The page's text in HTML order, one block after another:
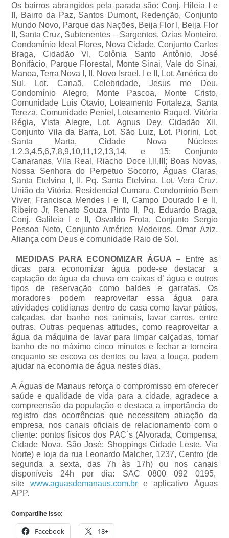
Os bairros abrangidos pela parada são: Conj. Hileia I e
II, Bairro da Paz, Santos Dumont, Redenção, Conjunto
Mundo Novo, Parque das Nações, Beija Flor I, Beija Flor
II, Santa Cruz, Subtenentes – Sargentos, Ozias Monteiro,
Condomínio Ideal Flores, Nova Cidade, Conjunto Carlos
Braga, Cidadão VI, Colônia Santo Antônio, José
Bonifácio, Parque Florestal, Monte Sinai, Vale do Sinai,
Manoa, Terra Nova I, II, Novo Israel, I e II, Lot. América do
Sul, Lot. Canaã, Celebridade, Jesus me Deu,
Condomínio Alegro, Monte Pascoa, Monte Cristo,
Comunidade Luís Otavio, Loteamento Fortaleza, Santa
Tereza, Comunidade Peniel, Loteamento Raquel, Vitória
Régia, Vista Alegre, Lot. Agnus Dey, Cidadão XII,
Conjunto Vila da Barra, Lot. São Luiz, Lot. Piorini, Lot.
Santa Marta, Cidade Nova Núcleos
1,2,3,4,5,6,7,8,9,10,11,12,13,14, e 15; Conjunto
Canaranas, Vila Real, Riacho Doce I,II,III; Boas Novas,
Nossa Senhora do Perpetuo Socorro, Águas Claras,
Santa Etelvina I, II, Pq. Santa Etelvina, Lot. Vera Cruz,
União da Vitória, Residencial Cumaru, Condomínio Bem
Viver, Francisca Mendes I e II, Campo Dourado I e II,
Ribeiro Jr, Renato Souza Pinto II, Pq. Eduardo Braga,
Conj. Galileia I e II, Osvaldo Frota, Conjunto Sergio
Pessoa Neto, Conjunto Américo Medeiros, Omar Aziz,
Aliança com Deus e comunidade Raio de Sol.
MEDIDAS PARA ECONOMIZAR ÁGUA –Entre as
dicas para economizar água pode-se destacar a
captação de água da chuva em caixas d’ água e outros
tipos de reservação como baldes e garrafas. Os
moradores podem reaproveitar essa água para
atividades cotidianas dentro de casa como lavar pátios,
calçadas, dar banho nos animais, lavar carros, entre
outras. Outras pequenas atitudes, como reaproveitar a
água da máquina de lavar para limpar calçadas, tomar
banho de no máximo cinco minutos e fechar a torneira
enquanto se escova os dentes ou lava a louça, podem
ajudar na economia de água nestes dias.
A Águas de Manaus reforça o compromisso em oferecer
saúde e qualidade de vida para a cidade, agradece a
compreensão da população e destaca a importância do
registro das ocorrências que necessitem atuação da
empresa, nos canais oficiais de relacionamento com o
cliente: pontos físicos dos PAC´s (Alvorada, Compensa,
Cidade Nova, São José; Shoppings Cidade Leste, Via
Norte) e loja da rua Leonardo Malcher, 1237, Centro (de
segunda a sexta, das 7h às 17h) ou nos canais
disponíveis 24h por dia: SAC 0800 092 0195,
site www.aguasdemanaus.com.bre aplicativo Águas
APP.
Compartilhe isso:
Facebook 18+